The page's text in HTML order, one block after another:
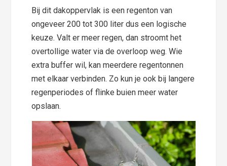
Bij dit dakoppervlak is een regenton van
ongeveer 200 tot 300 liter dus een logische
keuze. Valt er meer regen, dan stroomt het
overtollige water via de overloop weg. Wie
extra buffer wil, kan meerdere regentonnen
met elkaar verbinden. Zo kun je ook bij langere
regenperiodes of flinke buien meer water
opslaan.